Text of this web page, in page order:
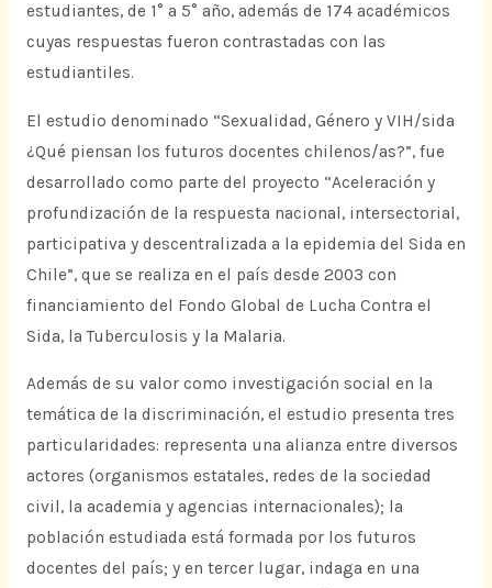
estudiantes, de 1° a 5° año, además de 174 académicos
cuyas respuestas fueron contrastadas con las
estudiantiles.
El estudio denominado “Sexualidad, Género y VIH/sida
¿Qué piensan los futuros docentes chilenos/as?”, fue
desarrollado como parte del proyecto “Aceleración y
profundización de la respuesta nacional, intersectorial,
participativa y descentralizada a la epidemia del Sida en
Chile”, que se realiza en el país desde 2003 con
financiamiento del Fondo Global de Lucha Contra el
Sida, la Tuberculosis y la Malaria.
Además de su valor como investigación social en la
temática de la discriminación, el estudio presenta tres
particularidades: representa una alianza entre diversos
actores (organismos estatales, redes de la sociedad
civil, la academia y agencias internacionales); la
población estudiada está formada por los futuros
docentes del país; y en tercer lugar, indaga en una